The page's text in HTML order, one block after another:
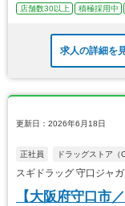
店舗数30以上
積極採用中
求人の詳細を
更新日：2026年6月18日
正社員 ドラッグストア（
スギドラッグ 守口ジャ
【大阪府守口市